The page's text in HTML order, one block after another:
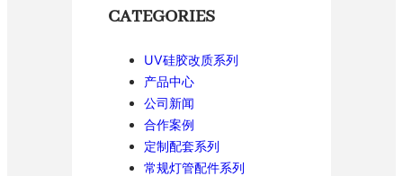
CATEGORIES
UV硅胶改质系列
产品中心
公司新闻
合作案例
定制配套系列
常规灯管配件系列